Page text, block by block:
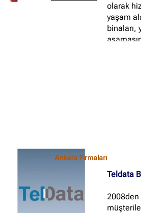
olarak
yaşam
binaları,
Ankara Firmaları
Teldata